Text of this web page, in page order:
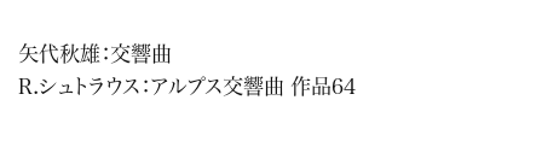
矢代秋雄：交響曲
R.シュトラウス：アルプス交響曲 作品64